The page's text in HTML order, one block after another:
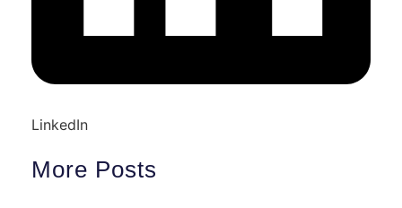
LinkedIn
More Posts